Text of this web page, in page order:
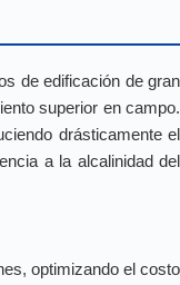
de edificación de gran
superior en campo.
drásticamente el
a la alcalinidad del
optimizando el costo